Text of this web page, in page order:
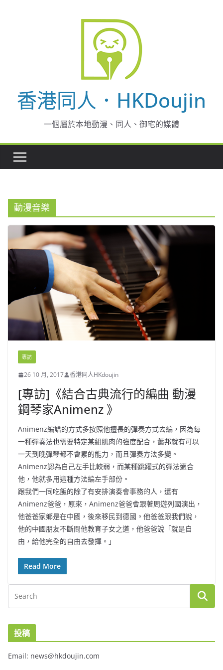
香港同人．HKDoujin
一個屬於本地動漫、同人、御宅的媒體
動漫音樂
專訪
26 10 月, 2017 香港同人HKdoujin
[專訪]《結合古典流行的編曲 動漫
鋼琴家Animenz 》
Animenz編譜的方式多按照他擅長的彈奏方式去編，因為每
一種彈奏法也需要特定某組肌肉的強度配合，蕭邦就有可以
一天到晚彈琴都不會累的能力，而且彈奏方法多變。
Animenz認為自己左手比較弱，而某種跳躍式的彈法適合
他，他就多用這種方法編左手部份。
跟我們一同吃飯的除了有安排演奏會事務的人，還有
Animenz爸爸，原來，Animenz爸爸會跟著周遊列國演出，
他爸爸家鄉是在中國，後來移民到德國。他爸爸跟我們說，
他的中國朋友不斷問他教育子女之道，他爸爸說「就是自
由，給他完全的自由去發揮。」
Read More
投稿
Email: news@hkdoujin.com